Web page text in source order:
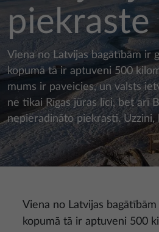
piekraste
Viena no Latvijas bagātībām ir
kopumā tā ir aptuveni 500
mums ir paveicies, un valsts
ne tikai Rīgas jūras līci, bet arī
nepieradināto piekrasti. Uzzini,
Viena no Latvijas
kopumā tā ir aptuveni 500